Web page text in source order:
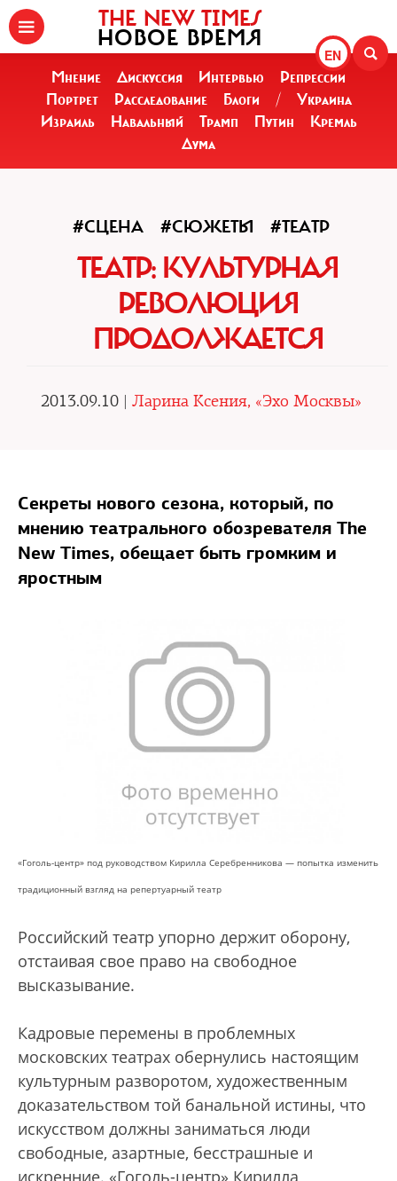
EN
THE NEW TIMES
НОВОЕ ВРЕМЯ
Мнение Дискуссия Интервью
Репрессии
Портрет
Расследование Блоги /
Украина
Израиль
Навальный Трамп Путин
Кремль
Дума
#СЦЕНА #СЮЖЕТЫ #ТЕАТР
ТЕАТР: КУЛЬТУРНАЯ
РЕВОЛЮЦИЯ
ПРОДОЛЖАЕТСЯ
2013.09.10 | Ларина Ксения, «Эхо Москвы»
Секреты нового сезона, который, по
мнению театрального обозревателя The
New Times, обещает быть громким и
яростным
«Гоголь-центр» под руководством Кирилла Серебренникова — попытка изменить
традиционный взгляд на репертуарный театр
Российский театр упорно держит оборону,
отстаивая свое право на свободное
высказывание.
Кадровые перемены в проблемных
московских театрах обернулись настоящим
культурным разворотом, художественным
доказательством той банальной истины, что
искусством должны заниматься люди
свободные, азартные, бесстрашные и